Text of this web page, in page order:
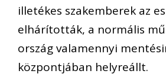
illetékes szakemberek az
elhárították, a normális
ország valamennyi
központjában helyreállt.